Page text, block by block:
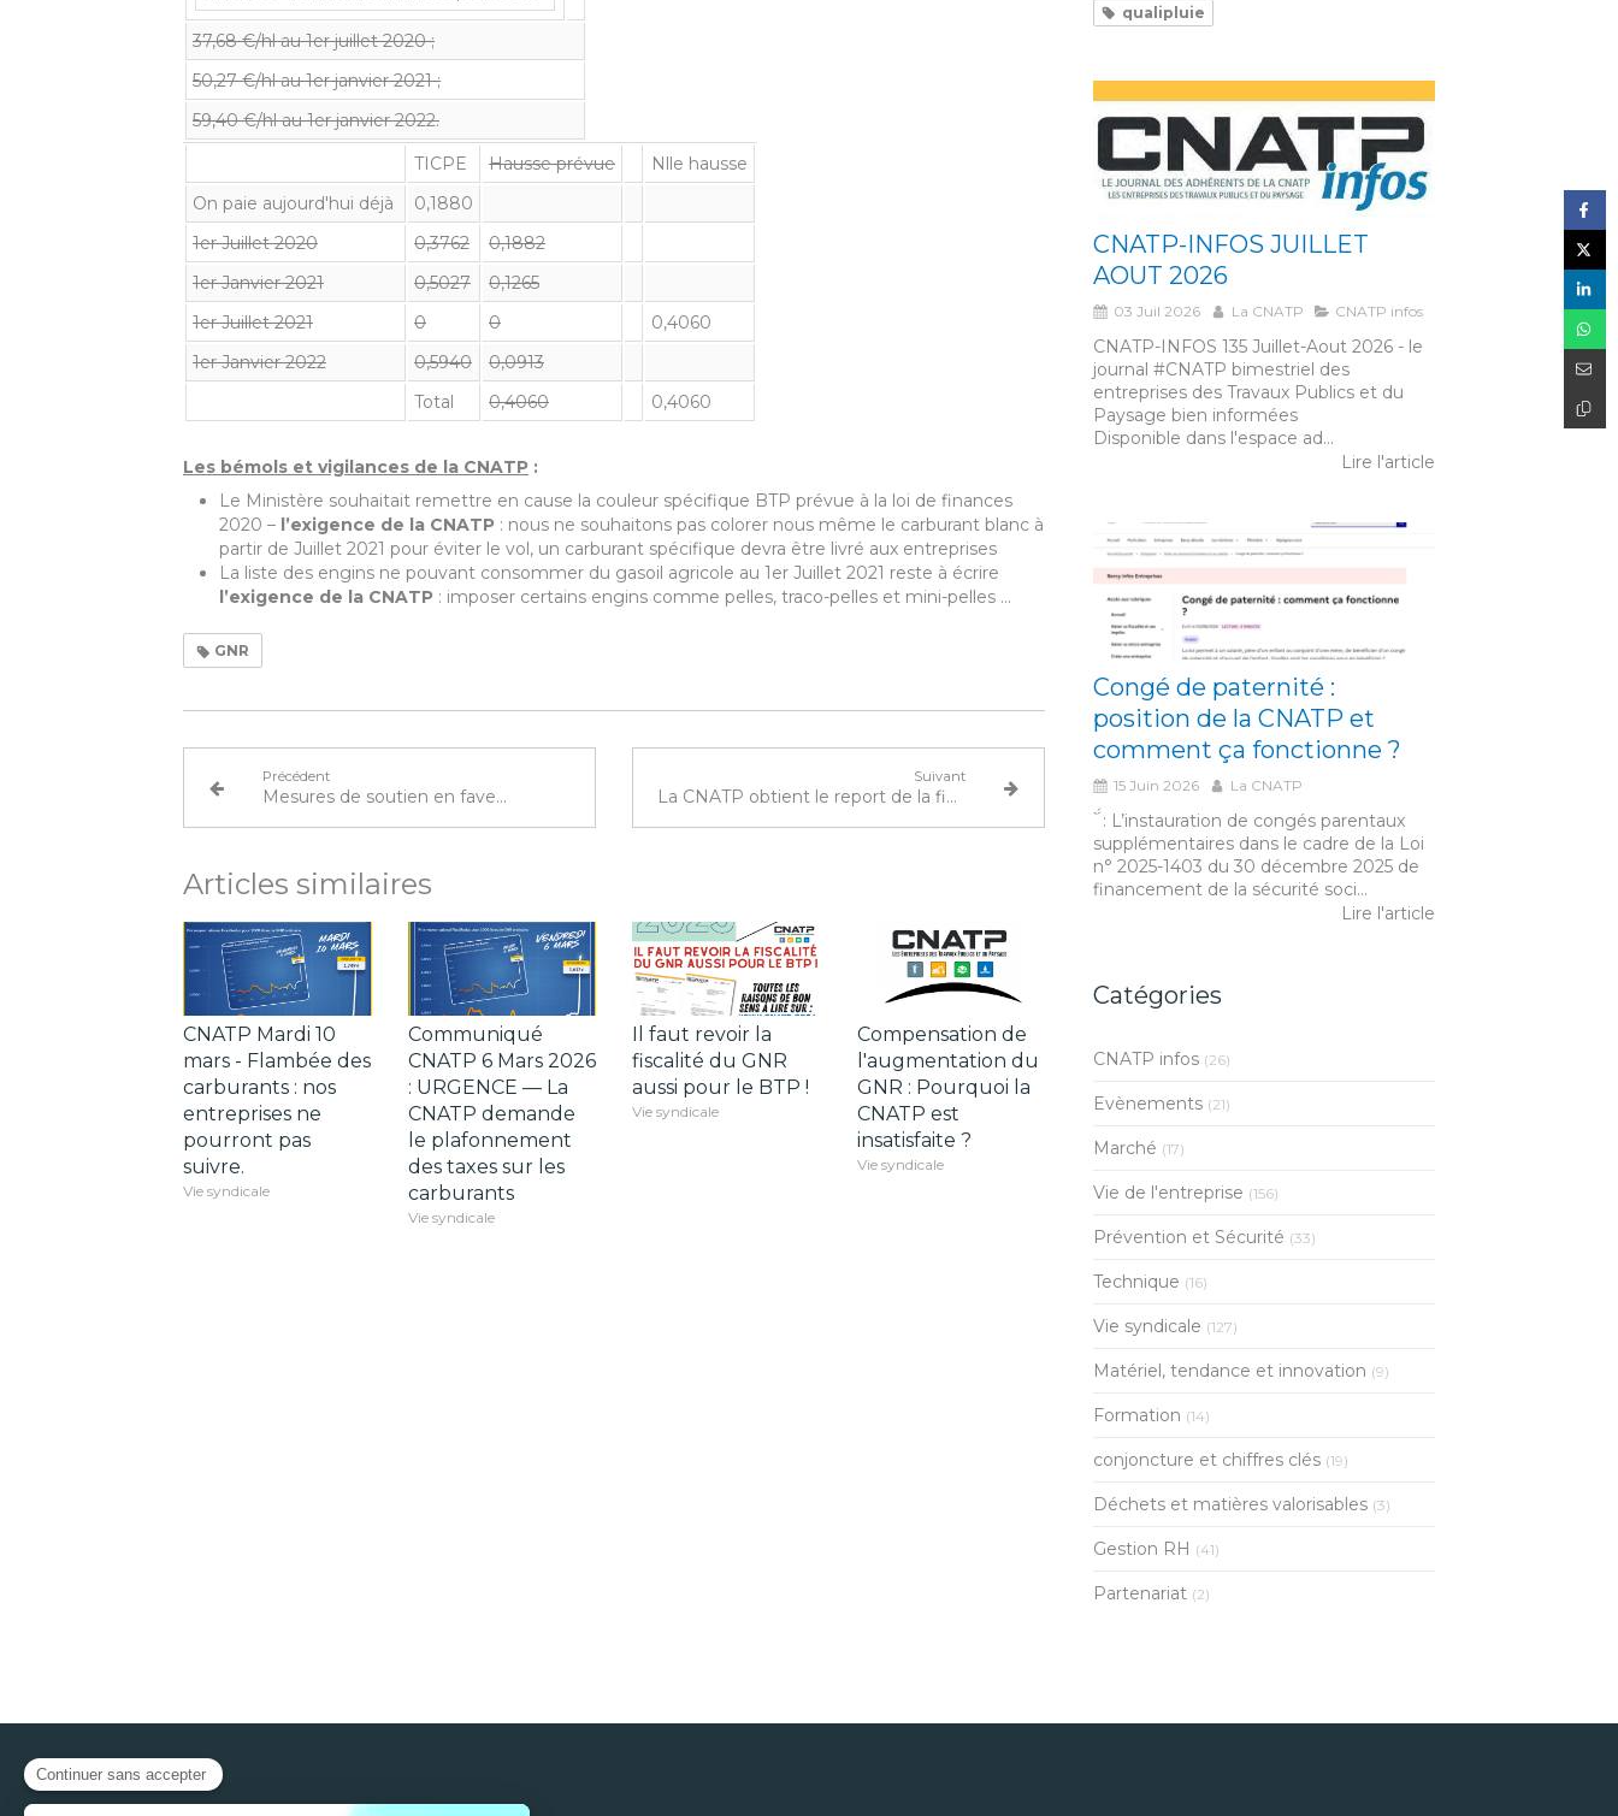
37,68 €/hl au 1er juillet 2020 ;
50,27 €/hl au 1er janvier 2021 ;
59,40 €/hl au 1er janvier 2022.
TICPE
Hausse prévue
Nlle hausse
On paie aujourd'hui déjà
0,1880
1er Juillet 2020
0,3762
0,1882
1er Janvier 2021
0,5027
0,1265
1er Juillet 2021
0 0
0,4060
1er Janvier 2022
0,5940
0,0913
Total
0,4060 0,4060
Les bémols et vigilances de la CNATP :
Le Ministère souhaitait remettre en cause la couleur spécifique BTP prévue à la loi de finances
2020 – l’exigence de la CNATP : nous ne souhaitons pas colorer nous même le carburant blanc à
partir de Juillet 2021 pour éviter le vol, un carburant spécifique devra être livré aux entreprises
La liste des engins ne pouvant consommer du gasoil agricole au 1er Juillet 2021 reste à écrire
l’exigence de la CNATP : imposer certains engins comme pelles, traco-pelles et mini-pelles …
GNR
Précédent
Mesures de soutien en faveur de l’apprentissage
Suivant
La CNATP obtient le report de la fiscalité du GNR au 1er Juillet 2021
Articles similaires
CNATP Mardi 10
mars - Flambée des
carburants : nos
entreprises ne
pourront pas
suivre.
Vie syndicale
Communiqué
CNATP 6 Mars 2026
: URGENCE — La
CNATP demande
le plafonnement
des taxes sur les
carburants
Vie syndicale
Il faut revoir la
fiscalité du GNR
aussi pour le BTP !
Vie syndicale
Compensation de
l'augmentation du
GNR : Pourquoi la
CNATP est
insatisfaite ?
Vie syndicale
qualipluie
CNATP-INFOS JUILLET
AOUT 2026
03 Juil 2026 La CNATP CNATP infos
CNATP-INFOS 135 Juillet-Aout 2026 - le
journal #CNATP bimestriel des
entreprises des Travaux Publics et du
Paysage bien informées
Disponible dans l'espace ad...
Lire l'article
Congé de paternité :
position de la CNATP et
comment ça fonctionne ?
15 Juin 2026 La CNATP
́́ ̀ : L’instauration de congés parentaux
supplémentaires dans le cadre de la Loi
n° 2025-1403 du 30 décembre 2025 de
financement de la sécurité soci...
Lire l'article
Catégories
CNATP infos (26)
Evènements (21)
Marché (17)
Vie de l'entreprise (156)
Prévention et Sécurité (33)
Technique (16)
Vie syndicale (127)
Matériel, tendance et innovation (9)
Formation (14)
conjoncture et chiffres clés (19)
Déchets et matières valorisables (3)
Gestion RH (41)
Partenariat (2)